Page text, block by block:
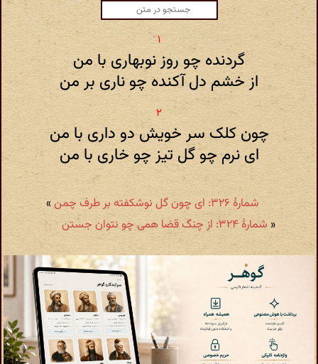
گردنده چو روز نوبهاری با من
از خشم دل آکنده چو ناری بر من
چون کلک سر خویش دو داری با من
ای نرم چو گل تیز چو خاری با من
شمارهٔ ۳۲۶: ای چون گل نوشکفته بر طرف چمن
»
« شمارهٔ ۳۲۴: از چنگ قضا همی چو نتوان جستن